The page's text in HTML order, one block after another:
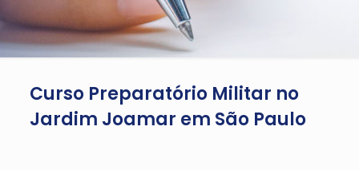
Curso Preparatório Militar no
Jardim Joamar em São Paulo